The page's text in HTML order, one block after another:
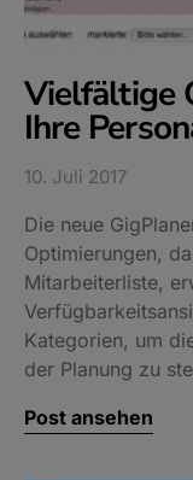
Vielfältige
Ihre
10. Juli 2017
Die neue
Optimierungen,
Mitarbeiterliste,
Kategorien, um
der Planung zu
Post ansehen